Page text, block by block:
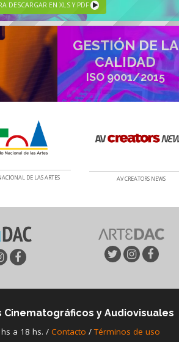
GESTIÓN DE LA
CALIDAD
ISO 9001/2015
DESCARGAR EN XLS Y PDF
DE LAS ARTES
AV CREATORS NEWS
y Audiovisuales
a 18 hs. / Contacto /Términos de uso